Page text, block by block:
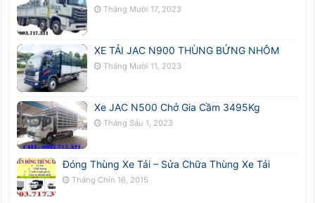
Tháng Mười 17, 2023
XE TẢI JAC N900 THÙNG BỬNG NHÔM
Tháng Mười 11, 2023
Xe JAC N500 Chở Gia Cầm 3495Kg
Tháng Sáu 1, 2023
Đóng Thùng Xe Tải – Sửa Chữa Thùng Xe Tải
Tháng Chín 16, 2015